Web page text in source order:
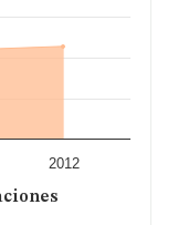
2012